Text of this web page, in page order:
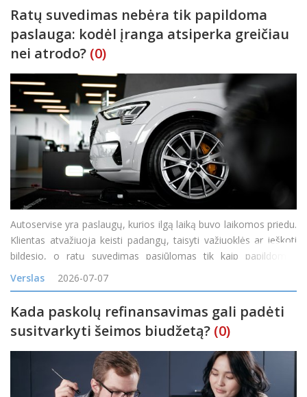
Ratų suvedimas nebėra tik papildoma
paslauga: kodėl įranga atsiperka greičiau
nei atrodo? (0)
Autoservise yra paslaugų, kurios ilgą laiką buvo laikomos priedu.
Klientas atvažiuoja keisti padangų, taisyti važiuoklės ar ieškoti
bildesio, o ratų suvedimas pasiūlomas tik kaip papildomas
darbas. Tačiau vis daugiau servisų pastebi, kad toks požiūris
palieka pinigus ant stalo. Ratų geometrij
Verslas 2026-07-07
Kada paskolų refinansavimas gali padėti
susitvarkyti šeimos biudžetą? (0)